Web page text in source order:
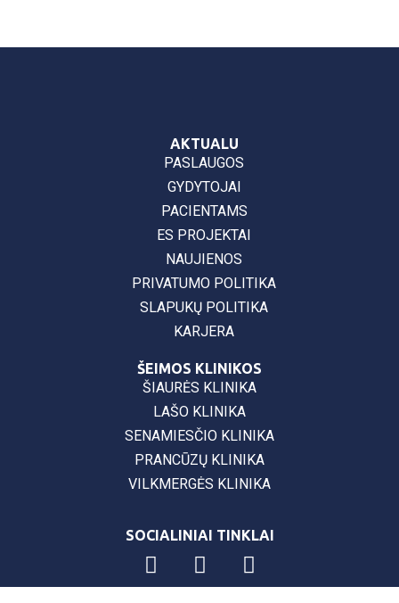
AKTUALU
PASLAUGOS
GYDYTOJAI
PACIENTAMS
ES PROJEKTAI
NAUJIENOS
PRIVATUMO POLITIKA
SLAPUKŲ POLITIKA
KARJERA
ŠEIMOS KLINIKOS
ŠIAURĖS KLINIKA
LAŠO KLINIKA
SENAMIESČIO KLINIKA
PRANCŪZŲ KLINIKA
VILKMERGĖS KLINIKA
SOCIALINIAI TINKLAI